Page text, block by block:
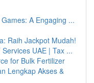
A Engaging ...
Raih Jackpot Mudah!
UAE | Tax ...
for Bulk Fertilizer
Lengkap Akses &